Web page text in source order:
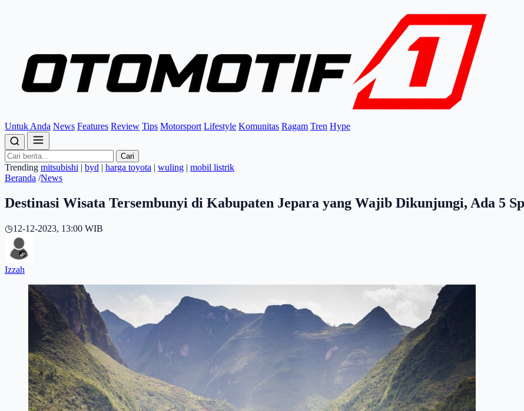
Untuk Anda News Features Review Tips Motorsport Lifestyle Komunitas Ragam Tren Hype
Cari
Trending mitsubishi | byd | harga toyota | wuling | mobil listrik
Beranda /News
Destinasi Wisata Tersembunyi di Kabupaten Jepara yang Wajib Dikunjungi, Ada 5
◷12-12-2023, 13:00 WIB
Izzah